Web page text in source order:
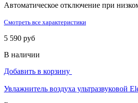
Автоматическое отключение при
Смотреть все характеристики
5 590 руб
В наличии
Добавить в корзину
Увлажнитель воздуха ультразвуковой